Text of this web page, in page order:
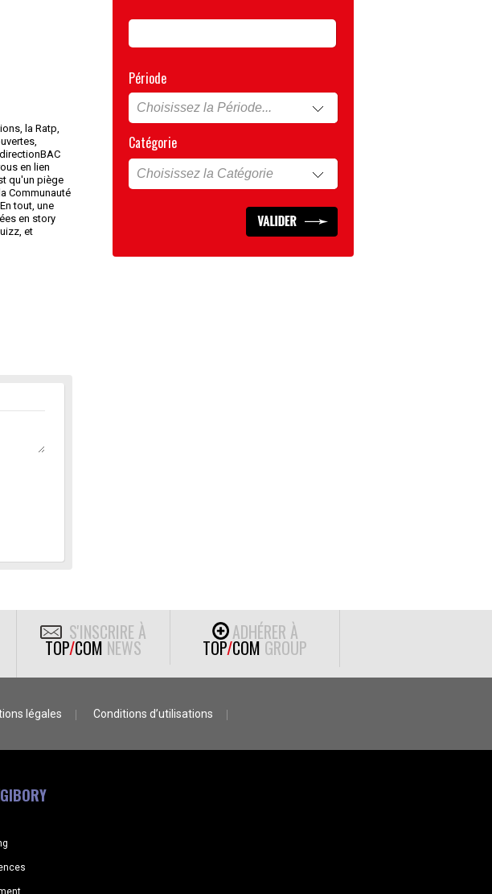
la Ratp,
en lien
qu'un piège
Communauté
tout, une
en story
et
Période
Catégorie
S'INSCRIRE À
TOP/COM NEWS
ADHÉRER À
TOP/COM GROUP
légales Conditions d’utilisations
GIBORY